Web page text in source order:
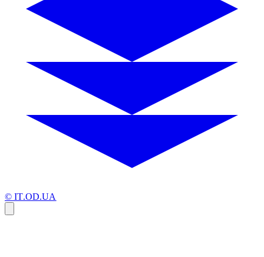
© IT.OD.UA